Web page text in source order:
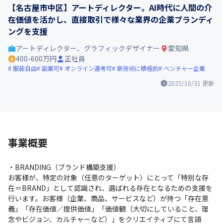
【名古屋市中区】アートディレクター。AI時代に人間の介
在価値を活かし、直接取引で様々な業界の企業ブランディ
ングを支援
2025/10/31 更新
アートディレクター、グラフィックデザイナー
愛知県
400-600万円
正社員
服装自由 副業可 オンライン選考可 新技術に積極的 ベンチャー企業
事業概要
・BRANDING（ブランド構築支援）
お客様が、特定の対象（任意のターゲット）にとって「特別な存
在＝BRAND」として認識され、選ばれる存在となるための支援を
行います。お客様（企業、商品、サービスなど）が持つ「存在意
義」「存在価値／提供価値」「価値観（大切にしていること、理
念やビジョン、カルチャーなど）」をクリエイティブにて言語